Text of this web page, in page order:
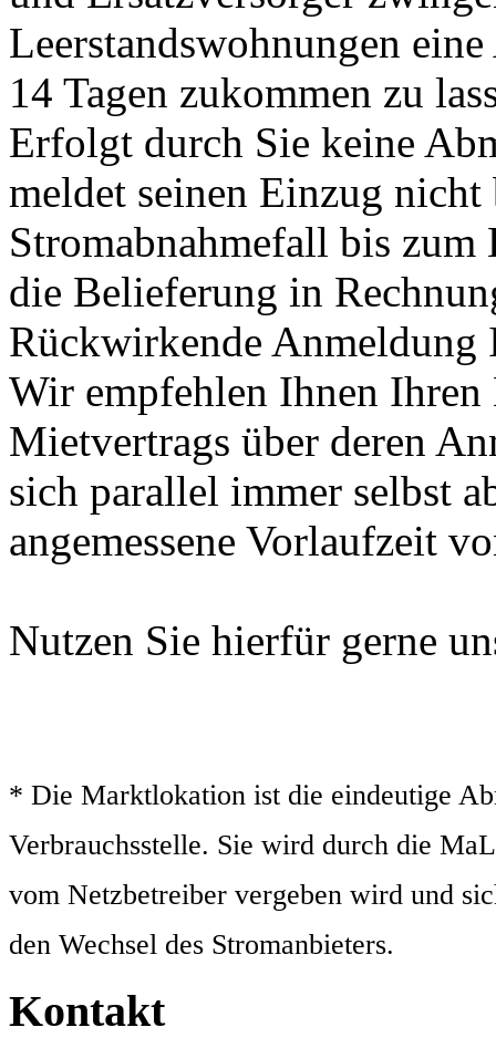
Leerstandswohnungen
14 Tagen zukommen zu
Erfolgt durch Sie keine
meldet seinen Einzug
Stromabnahmefall bis
die Belieferung in
Rückwirkende
Wir empfehlen Ihnen
Mietvertrags über deren
sich parallel immer selbst
angemessene Vorlaufzeit
Nutzen Sie hierfür gerne
* Die Marktlokation ist die eindeutige
Verbrauchsstelle. Sie wird durch die
vom Netzbetreiber vergeben wird und
den Wechsel des Stromanbieters.
Kontakt